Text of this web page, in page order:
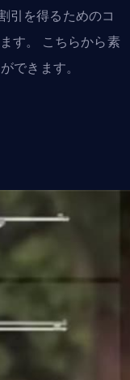
引を得るためのコ
す。 こちらから素
できます。